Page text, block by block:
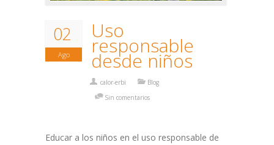
02
Ago
Uso
responsable
desde niños
calor-erbi
Blog
Sin comentarios
Educar a los niños en el uso responsable de